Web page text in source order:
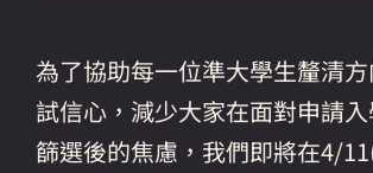
為了協助每一位準大學生釐清
試信心，減少大家在面對申請
篩選後的焦慮，我們即將在4/